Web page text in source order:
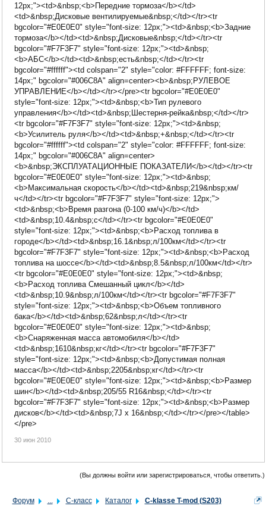
12px;"><td>&nbsp;<b>Передние тормоза</b></td>
<td>&nbsp;Дисковые вентилируемые&nbsp;</td></tr><tr
bgcolor="#E0E0E0" style="font-size: 12px;"><td>&nbsp;<b>Задние
тормоза</b></td><td>&nbsp;Дисковые&nbsp;</td></tr><tr
bgcolor="#F7F3F7" style="font-size: 12px;"><td>&nbsp;
<b>АБС</b></td><td>&nbsp;есть&nbsp;</td></tr><tr
bgcolor="#ffffff"><td colspan="2" style="color: #FFFFFF; font-size:
14px;" bgcolor="#006C8A" align=center><b>&nbsp;РУЛЕВОЕ
УПРАВЛЕНИЕ</b></td></tr></pre><tr bgcolor="#E0E0E0"
style="font-size: 12px;"><td>&nbsp;<b>Тип рулевого
управления</b></td><td>&nbsp;Шестерня-рейка&nbsp;</td></tr>
<tr bgcolor="#F7F3F7" style="font-size: 12px;"><td>&nbsp;
<b>Усилитель руля</b></td><td>&nbsp;+&nbsp;</td></tr><tr
bgcolor="#ffffff"><td colspan="2" style="color: #FFFFFF; font-size:
14px;" bgcolor="#006C8A" align=center>
<b>&nbsp;ЭКСПЛУАТАЦИОННЫЕ ПОКАЗАТЕЛИ</b></td></tr><tr
bgcolor="#E0E0E0" style="font-size: 12px;"><td>&nbsp;
<b>Максимальная скорость</b></td><td>&nbsp;219&nbsp;км/
ч</td></tr><tr bgcolor="#F7F3F7" style="font-size: 12px;">
<td>&nbsp;<b>Время разгона (0-100 км/ч)</b></td>
<td>&nbsp;10.4&nbsp;c</td></tr><tr bgcolor="#E0E0E0"
style="font-size: 12px;"><td>&nbsp;<b>Расход топлива в
городе</b></td><td>&nbsp;16.1&nbsp;л/100км</td></tr><tr
bgcolor="#F7F3F7" style="font-size: 12px;"><td>&nbsp;<b>Расход
топлива на шоссе</b></td><td>&nbsp;8.5&nbsp;л/100км</td></tr>
<tr bgcolor="#E0E0E0" style="font-size: 12px;"><td>&nbsp;
<b>Расход топлива Смешанный цикл</b></td>
<td>&nbsp;10.9&nbsp;л/100км</td></tr><tr bgcolor="#F7F3F7"
style="font-size: 12px;"><td>&nbsp;<b>Объем топливного
бака</b></td><td>&nbsp;62&nbsp;л</td></tr><tr
bgcolor="#E0E0E0" style="font-size: 12px;"><td>&nbsp;
<b>Снаряженная масса автомобиля</b></td>
<td>&nbsp;1610&nbsp;кг</td></tr><tr bgcolor="#F7F3F7"
style="font-size: 12px;"><td>&nbsp;<b>Допустимая полная
масса</b></td><td>&nbsp;2205&nbsp;кг</td></tr><tr
bgcolor="#E0E0E0" style="font-size: 12px;"><td>&nbsp;<b>Размер
шин</b></td><td>&nbsp;205/55 R16&nbsp;</td></tr><tr
bgcolor="#F7F3F7" style="font-size: 12px;"><td>&nbsp;<b>Размер
дисков</b></td><td>&nbsp;7J x 16&nbsp;</td></tr></pre></table>
</pre>
30 июн 2010
(Вы должны войти или зарегистрироваться, чтобы ответить.)
Форум ... C-класс Каталог C-klasse T-mod (S203)